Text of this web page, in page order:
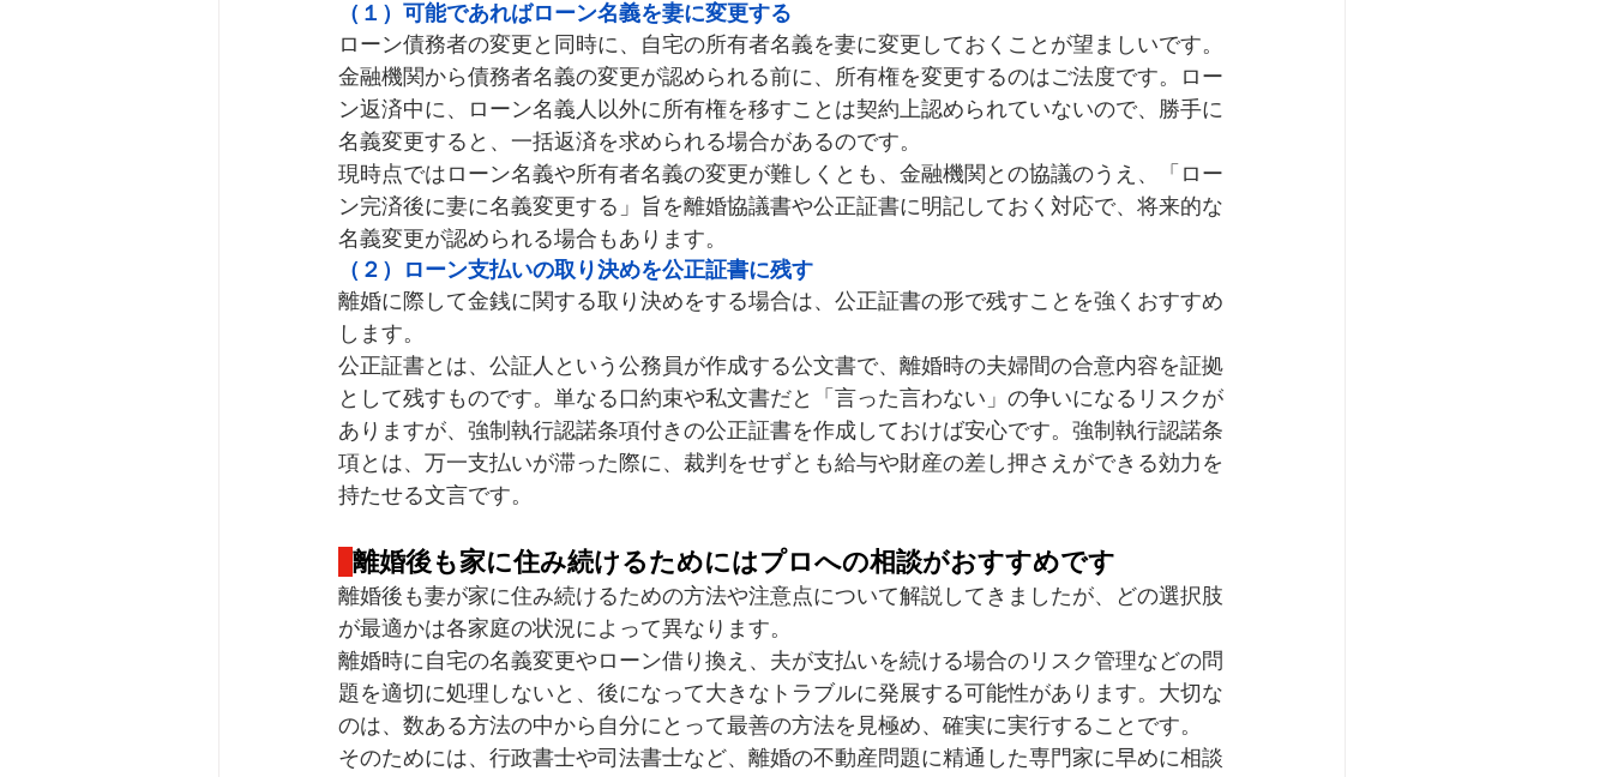
（１）可能であればローン名義を妻に変更する
ローン債務者の変更と同時に、自宅の所有者名義を妻に変更しておくことが望ましいです。
金融機関から債務者名義の変更が認められる前に、所有権を変更するのはご法度です。ロー
ン返済中に、ローン名義人以外に所有権を移すことは契約上認められていないので、勝手に
名義変更すると、一括返済を求められる場合があるのです。
現時点ではローン名義や所有者名義の変更が難しくとも、金融機関との協議のうえ、「ロー
ン完済後に妻に名義変更する」旨を離婚協議書や公正証書に明記しておく対応で、将来的な
名義変更が認められる場合もあります。
（２）ローン支払いの取り決めを公正証書に残す
離婚に際して金銭に関する取り決めをする場合は、公正証書の形で残すことを強くおすすめ
します。
公正証書とは、公証人という公務員が作成する公文書で、離婚時の夫婦間の合意内容を証拠
として残すものです。単なる口約束や私文書だと「言った言わない」の争いになるリスクが
ありますが、強制執行認諾条項付きの公正証書を作成しておけば安心です。強制執行認諾条
項とは、万一支払いが滞った際に、裁判をせずとも給与や財産の差し押さえができる効力を
持たせる文言です。
離婚後も家に住み続けるためにはプロへの相談がおすすめです
離婚後も妻が家に住み続けるための方法や注意点について解説してきましたが、どの選択肢
が最適かは各家庭の状況によって異なります。
離婚時に自宅の名義変更やローン借り換え、夫が支払いを続ける場合のリスク管理などの問
題を適切に処理しないと、後になって大きなトラブルに発展する可能性があります。大切な
のは、数ある方法の中から自分にとって最善の方法を見極め、確実に実行することです。
そのためには、行政書士や司法書士など、離婚の不動産問題に精通した専門家に早めに相談